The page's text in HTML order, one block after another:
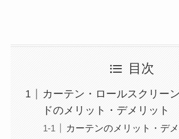
目次
カーテン・ロールスクリー
ドのメリット・デメリット
カーテンのメリット・デ